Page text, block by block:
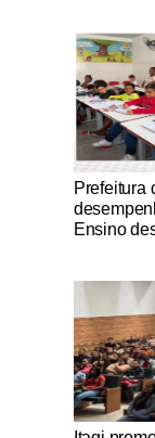
Notícias
Prefeitura
Ensino
Notícias